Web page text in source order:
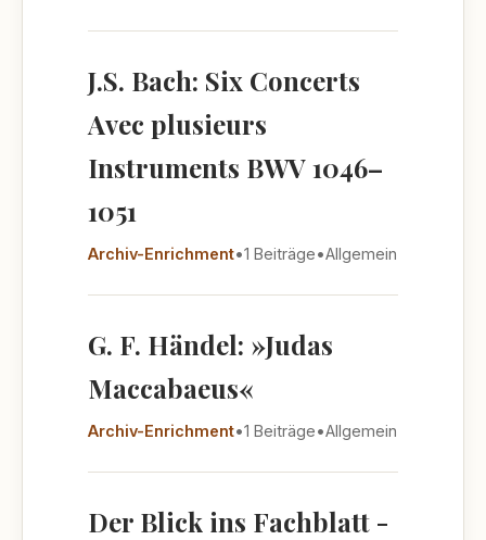
J.S. Bach: Six Concerts
Avec plusieurs
Instruments BWV 1046–
1051
Archiv-Enrichment•1 Beiträge•Allgemein
G. F. Händel: »Judas
Maccabaeus«
Archiv-Enrichment•1 Beiträge•Allgemein
Der Blick ins Fachblatt -